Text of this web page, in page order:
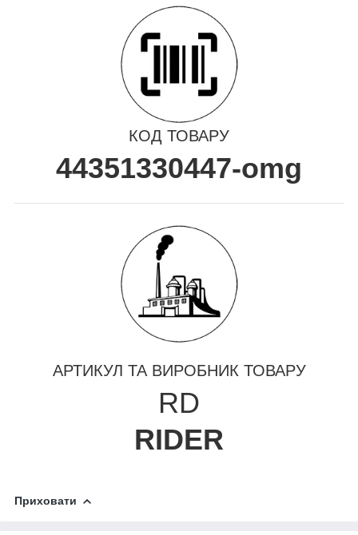
КОД ТОВАРУ
44351330447-omg
АРТИКУЛ ТА ВИРОБНИК ТОВАРУ
RD
RIDER
Приховати